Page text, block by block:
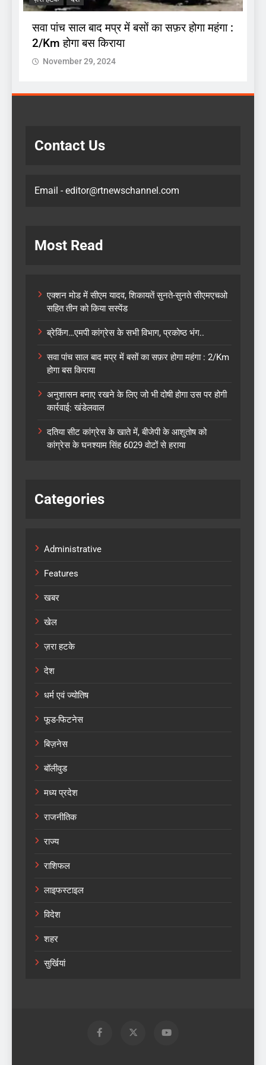
सवा पांच साल बाद मप्र में बसों का सफ़र होगा महंगा :
2/Km होगा बस किराया
November 29, 2024
Contact Us
Email - editor@rtnewschannel.com
Most Read
एक्शन मोड में सीएम यादव, शिकायतें सुनते-सुनते सीएमएचओ
सहित तीन को किया सस्पेंड
ब्रेकिंग…एमपी कांग्रेस के सभी विभाग, प्रकोष्ठ भंग..
सवा पांच साल बाद मप्र में बसों का सफ़र होगा महंगा : 2/Km
होगा बस किराया
अनुशासन बनाए रखने के लिए जो भी दोषी होगा उस पर होगी
कार्रवाई: खंडेलवाल
दतिया सीट कांग्रेस के खाते में, बीजेपी के आशुतोष को
कांग्रेस के घनश्याम सिंह 6029 वोटों से हराया
Categories
Administrative
Features
खबर
खेल
ज़रा हटके
देश
धर्म एवं ज्योतिष
फूड-फिटनेस
बिज़नेस
बॉलीवुड
मध्य प्रदेश
राजनीतिक
राज्य
राशिफल
लाइफस्टाइल
विदेश
शहर
सुर्खियां